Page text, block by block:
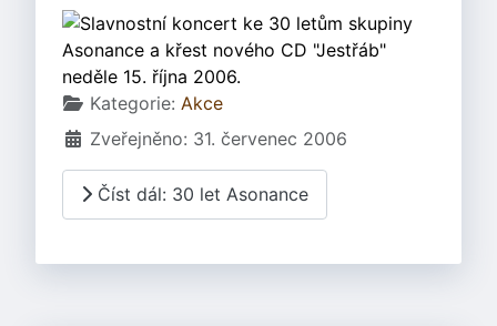
Slavnostní koncert ke 30 letům skupiny
Asonance a křest nového CD "Jestřáb"
neděle 15. října 2006.
Základní údaje
Kategorie: Akce
Zveřejněno: 31. červenec 2006
Číst dál: 30 let Asonance